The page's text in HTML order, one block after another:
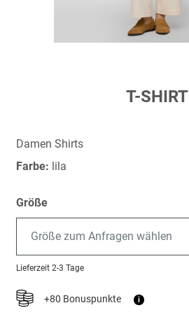
springen
T-SHIRT
Damen Shirts
Farbe: lila
Größe
Größe zum Anfragen wählen
Lieferzeit 2-3 Tage
+80 Bonuspunkte i